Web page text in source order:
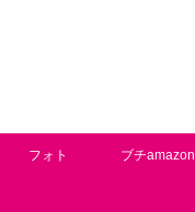
フォト ブチamazon